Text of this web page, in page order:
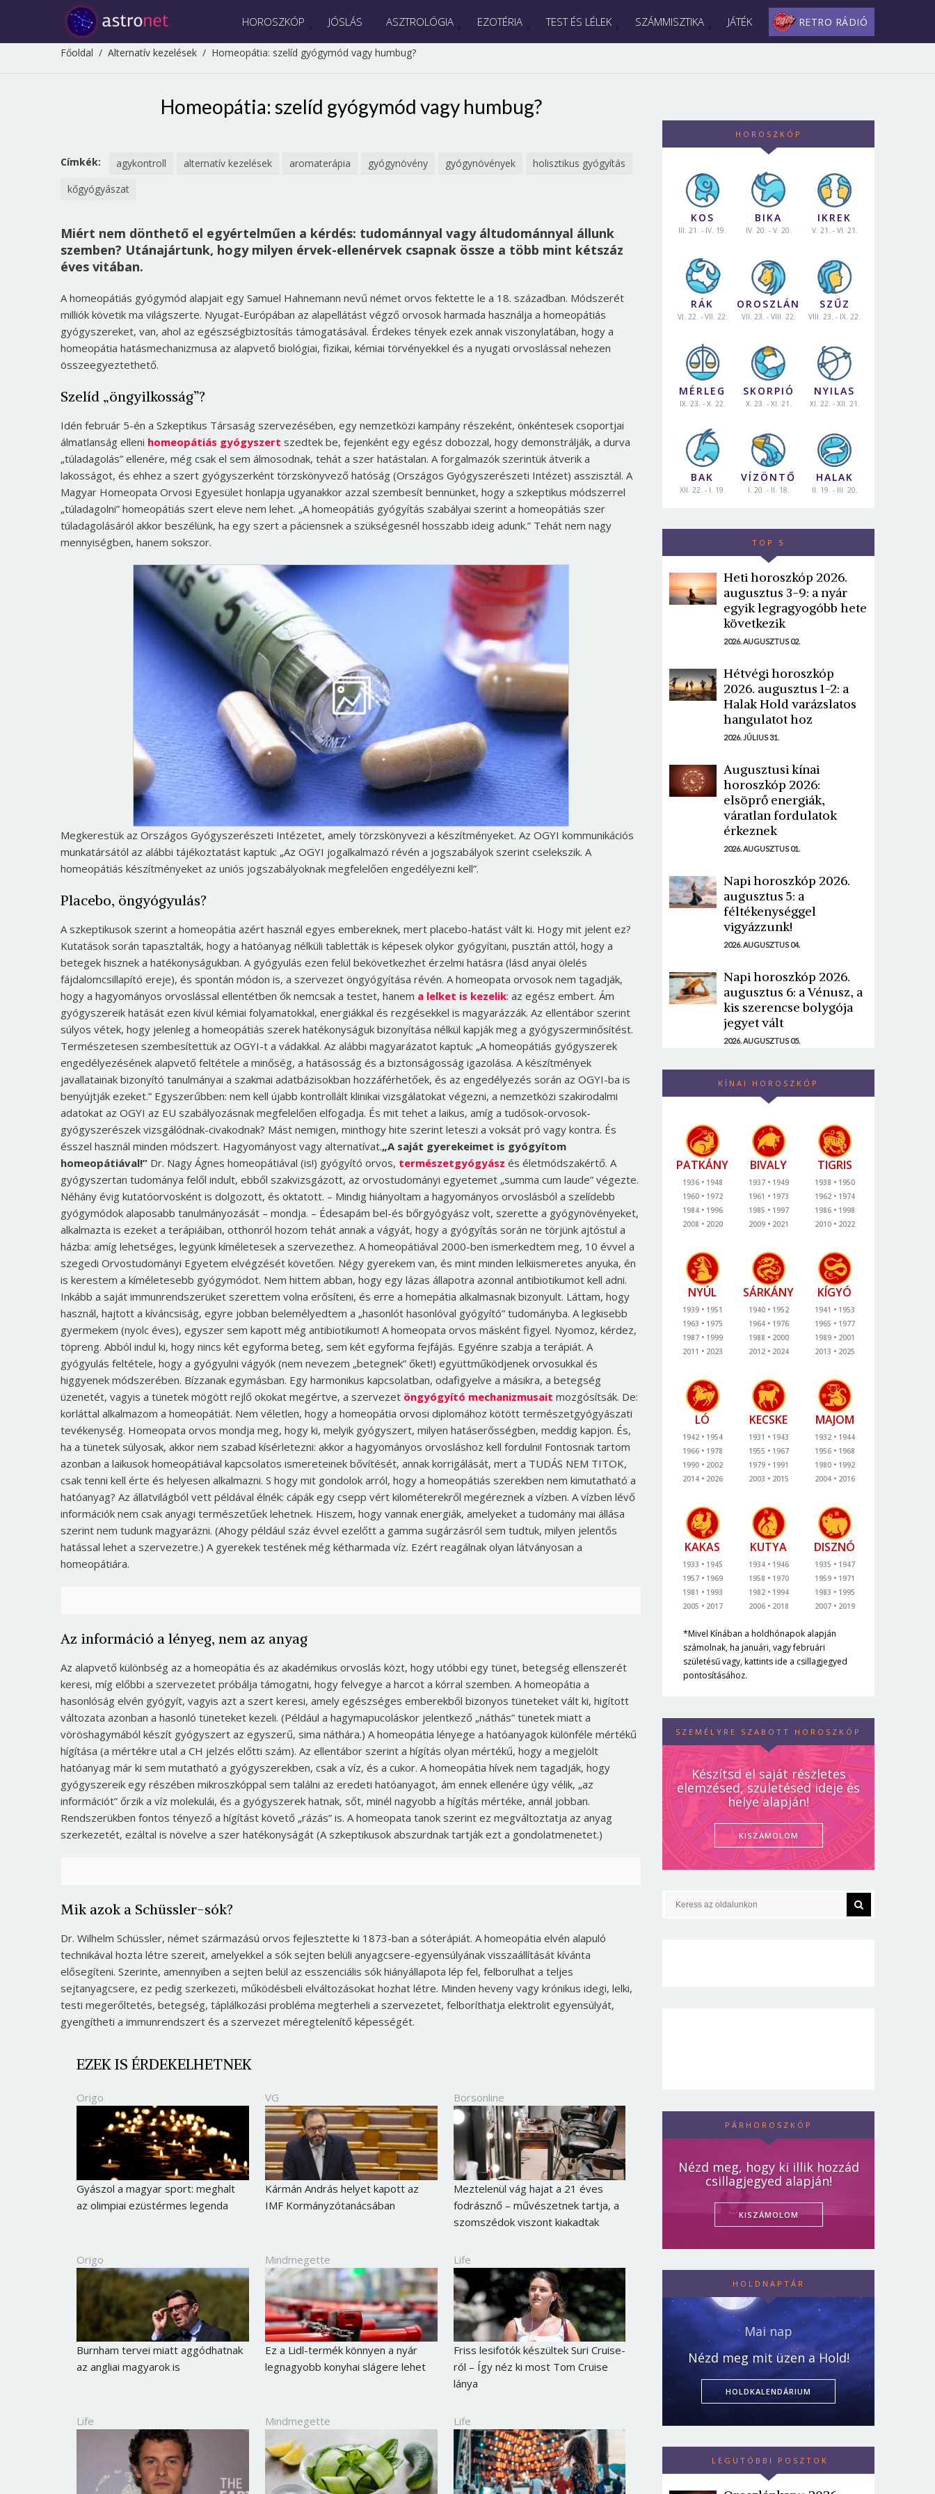
HOROSZKÓP JÓSLÁS ASZTROLÓGIA EZOTÉRIA TEST ÉS LÉLEK SZÁMMISZTIKA JÁTÉK RETRO RÁDIÓ
Főoldal / Alternatív kezelések / Homeopátia: szelíd gyógymód vagy humbug?
Homeopátia: szelíd gyógymód vagy humbug?
Címkék: agykontroll alternatív kezelések aromaterápia gyógynövény gyógynövények
holisztikus gyógyítás
kőgyógyászat
Miért nem dönthető el egyértelműen a kérdés: tudománnyal vagy áltudománnyal állunk
szemben? Utánajártunk, hogy milyen érvek-ellenérvek csapnak össze a több mint kétszáz
éves vitában.
A homeopátiás gyógymód alapjait egy Samuel Hahnemann nevű német orvos fektette le a 18. században. Módszerét
milliók követik ma világszerte. Nyugat-Európában az alapellátást végző orvosok harmada használja a homeopátiás
gyógyszereket, van, ahol az egészségbiztosítás támogatásával. Érdekes tények ezek annak viszonylatában, hogy a
homeopátia hatásmechanizmusa az alapvető biológiai, fizikai, kémiai törvényekkel és a nyugati orvoslással nehezen
összeegyeztethető.
Szelíd „öngyilkosság”?
Idén február 5-én a Szkeptikus Társaság szervezésében, egy nemzetközi kampány részeként, önkéntesek csoportjai
álmatlanság elleni homeopátiás gyógyszert szedtek be, fejenként egy egész dobozzal, hogy demonstrálják, a durva
„túladagolás” ellenére, még csak el sem álmosodnak, tehát a szer hatástalan. A forgalmazók szerintük átverik a
lakosságot, és ehhez a szert gyógyszerként törzskönyvező hatóság (Országos Gyógyszerészeti Intézet) asszisztál. A
Magyar Homeopata Orvosi Egyesület honlapja ugyanakkor azzal szembesít bennünket, hogy a szkeptikus módszerrel
„túladagolni” homeopátiás szert eleve nem lehet. „A homeopátiás gyógyítás szabályai szerint a homeopátiás szer
túladagolásáról akkor beszélünk, ha egy szert a páciensnek a szükségesnél hosszabb ideig adunk.” Tehát nem nagy
mennyiségben, hanem sokszor.
Megkerestük az Országos Gyógyszerészeti Intézetet, amely törzskönyvezi a készítményeket. Az OGYI kommunikációs
munkatársától az alábbi tájékoztatást kaptuk: „Az OGYI jogalkalmazó révén a jogszabályok szerint cselekszik. A
homeopátiás készítményeket az uniós jogszabályoknak megfelelően engedélyezni kell”.
Placebo, öngyógyulás?
A szkeptikusok szerint a homeopátia azért használ egyes embereknek, mert placebo-hatást vált ki. Hogy mit jelent ez?
Kutatások során tapasztalták, hogy a hatóanyag nélküli tabletták is képesek olykor gyógyítani, pusztán attól, hogy a
betegek hisznek a hatékonyságukban. A gyógyulás ezen felül bekövetkezhet érzelmi hatásra (lásd anyai ölelés
fájdalomcsillapító ereje), és spontán módon is, a szervezet öngyógyítása révén. A homeopata orvosok nem tagadják,
hogy a hagyományos orvoslással ellentétben ők nemcsak a testet, hanem a lelket is kezelik: az egész embert. Ám
gyógyszereik hatását ezen kívül kémiai folyamatokkal, energiákkal és rezgésekkel is magyarázzák. Az ellentábor szerint
súlyos vétek, hogy jelenleg a homeopátiás szerek hatékonyságuk bizonyítása nélkül kapják meg a gyógyszerminősítést.
Természetesen szembesítettük az OGYI-t a vádakkal. Az alábbi magyarázatot kaptuk: „A homeopátiás gyógyszerek
engedélyezésének alapvető feltétele a minőség, a hatásosság és a biztonságosság igazolása. A készítmények
javallatainak bizonyító tanulmányai a szakmai adatbázisokban hozzáférhetőek, és az engedélyezés során az OGYI-ba is
benyújtják ezeket.” Egyszerűbben: nem kell újabb kontrollált klinikai vizsgálatokat végezni, a nemzetközi szakirodalmi
adatokat az OGYI az EU szabályozásnak megfelelően elfogadja. És mit tehet a laikus, amíg a tudósok-orvosok-
gyógyszerészek vizsgálódnak-civakodnak? Mást nemigen, minthogy hite szerint leteszi a voksát pró vagy kontra. És
ésszel használ minden módszert. Hagyományost vagy alternatívat.„A saját gyerekeimet is gyógyítom
homeopátiával!” Dr. Nagy Ágnes homeopátiával (is!) gyógyító orvos, természetgyógyász és életmódszakértő. A
gyógyszertan tudománya felől indult, ebből szakvizsgázott, az orvostudományi egyetemet „summa cum laude” végezte.
Néhány évig kutatóorvosként is dolgozott, és oktatott. – Mindig hiányoltam a hagyományos orvoslásból a szelídebb
gyógymódok alaposabb tanulmányozását – mondja. – Édesapám bel-és bőrgyógyász volt, szerette a gyógynövényeket,
alkalmazta is ezeket a terápiáiban, otthonról hozom tehát annak a vágyát, hogy a gyógyítás során ne törjünk ajtóstul a
házba: amíg lehetséges, legyünk kíméletesek a szervezethez. A homeopátiával 2000-ben ismerkedtem meg, 10 évvel a
szegedi Orvostudományi Egyetem elvégzését követően. Négy gyerekem van, és mint minden lelkiismeretes anyuka, én
is kerestem a kíméletesebb gyógymódot. Nem hittem abban, hogy egy lázas állapotra azonnal antibiotikumot kell adni.
Inkább a saját immunrendszerüket szerettem volna erősíteni, és erre a homepátia alkalmasnak bizonyult. Láttam, hogy
használ, hajtott a kíváncsiság, egyre jobban belemélyedtem a „hasonlót hasonlóval gyógyító” tudományba. A legkisebb
gyermekem (nyolc éves), egyszer sem kapott még antibiotikumot! A homeopata orvos másként figyel. Nyomoz, kérdez,
töpreng. Abból indul ki, hogy nincs két egyforma beteg, sem két egyforma fejfájás. Egyénre szabja a terápiát. A
gyógyulás feltétele, hogy a gyógyulni vágyók (nem nevezem „betegnek” őket!) együttműködjenek orvosukkal és
higgyenek módszerében. Bízzanak egymásban. Egy harmonikus kapcsolatban, odafigyelve a másikra, a betegség
üzenetét, vagyis a tünetek mögött rejlő okokat megértve, a szervezet öngyógyító mechanizmusait mozgósítsák. De:
korláttal alkalmazom a homeopátiát. Nem véletlen, hogy a homeopátia orvosi diplomához kötött természetgyógyászati
tevékenység. Homeopata orvos mondja meg, hogy ki, melyik gyógyszert, milyen hatáserősségben, meddig kapjon. És,
ha a tünetek súlyosak, akkor nem szabad kísérletezni: akkor a hagyományos orvosláshoz kell fordulni! Fontosnak tartom
azonban a laikusok homeopátiával kapcsolatos ismereteinek bővítését, annak korrigálását, mert a TUDÁS NEM TITOK,
csak tenni kell érte és helyesen alkalmazni. S hogy mit gondolok arról, hogy a homeopátiás szerekben nem kimutatható a
hatóanyag? Az állatvilágból vett példával élnék: cápák egy csepp vért kilométerekről megéreznek a vízben. A vízben lévő
információk nem csak anyagi természetűek lehetnek. Hiszem, hogy vannak energiák, amelyeket a tudomány mai állása
szerint nem tudunk magyarázni. (Ahogy például száz évvel ezelőtt a gamma sugárzásról sem tudtuk, milyen jelentős
hatással lehet a szervezetre.) A gyerekek testének még kétharmada víz. Ezért reagálnak olyan látványosan a
homeopátiára.
Az információ a lényeg, nem az anyag
Az alapvető különbség az a homeopátia és az akadémikus orvoslás közt, hogy utóbbi egy tünet, betegség ellenszerét
keresi, míg előbbi a szervezetet próbálja támogatni, hogy felvegye a harcot a kórral szemben. A homeopátia a
hasonlóság elvén gyógyít, vagyis azt a szert keresi, amely egészséges emberekből bizonyos tüneteket vált ki, higított
változata azonban a hasonló tüneteket kezeli. (Például a hagymapucoláskor jelentkező „náthás” tünetek miatt a
vöröshagymából készít gyógyszert az egyszerű, sima náthára.) A homeopátia lényege a hatóanyagok különféle mértékű
hígítása (a mértékre utal a CH jelzés előtti szám). Az ellentábor szerint a hígítás olyan mértékű, hogy a megjelölt
hatóanyag már ki sem mutatható a gyógyszerekben, csak a víz, és a cukor. A homeopátia hívek nem tagadják, hogy
gyógyszereik egy részében mikroszkóppal sem találni az eredeti hatóanyagot, ám ennek ellenére úgy vélik, „az
információt” őrzik a víz molekulái, és a gyógyszerek hatnak, sőt, minél nagyobb a hígítás mértéke, annál jobban.
Rendszerükben fontos tényező a hígítást követő „rázás” is. A homeopata tanok szerint ez megváltoztatja az anyag
szerkezetét, ezáltal is növelve a szer hatékonyságát (A szkeptikusok abszurdnak tartják ezt a gondolatmenetet.)
Mik azok a Schüssler-sók?
Dr. Wilhelm Schüssler, német származású orvos fejlesztette ki 1873-ban a sóterápiát. A homeopátia elvén alapuló
technikával hozta létre szereit, amelyekkel a sók sejten belüli anyagcsere-egyensúlyának visszaállítását kívánta
elősegíteni. Szerinte, amennyiben a sejten belül az esszenciális sók hiányállapota lép fel, felborulhat a teljes
sejtanyagcsere, ez pedig szerkezeti, működésbeli elváltozásokat hozhat létre. Minden heveny vagy krónikus idegi, lelki,
testi megerőltetés, betegség, táplálkozási probléma megterheli a szervezetet, felboríthatja elektrolit egyensúlyát,
gyengítheti a immunrendszert és a szervezet méregtelenítő képességét.
EZEK IS ÉRDEKELHETNEK
Origo
Gyászol a magyar sport: meghalt
az olimpiai ezüstérmes legenda
VG
Kármán András helyet kapott az
IMF Kormányzótanácsában
Borsonline
Meztelenül vág hajat a 21 éves
fodrásznő – művészetnek tartja, a
szomszédok viszont kiakadtak
Origo
Burnham tervei miatt aggódhatnak
az angliai magyarok is
Mindmegette
Ez a Lidl-termék könnyen a nyár
legnagyobb konyhai slágere lehet
Life
Friss lesifotók készültek Suri Cruise-
ról – Így néz ki most Tom Cruise
lánya
Life Mindmegette Life
HOROSZKÓP
KOS
III. 21. - IV. 19.
BIKA
IV. 20. - V. 20.
IKREK
V. 21. - VI. 21.
RÁK
VI. 22. - VII. 22.
OROSZLÁN
VII. 23. - VIII. 22.
SZŰZ
VIII. 23. - IX. 22.
MÉRLEG
IX. 23. - X. 22.
SKORPIÓ
X. 23. - XI. 21.
NYILAS
XI. 22. - XII. 21.
BAK
XII. 22. - I. 19.
VÍZÖNTŐ
I. 20. - II. 18.
HALAK
II. 19. - III. 20.
TOP 5
Heti horoszkóp 2026.
augusztus 3-9: a nyár
egyik legragyogóbb hete
következik
2026. AUGUSZTUS 02.
Hétvégi horoszkóp
2026. augusztus 1-2: a
Halak Hold varázslatos
hangulatot hoz
2026. JÚLIUS 31.
Augusztusi kínai
horoszkóp 2026:
elsöprő energiák,
váratlan fordulatok
érkeznek
2026. AUGUSZTUS 01.
Napi horoszkóp 2026.
augusztus 5: a
féltékenységgel
vigyázzunk!
2026. AUGUSZTUS 04.
Napi horoszkóp 2026.
augusztus 6: a Vénusz, a
kis szerencse bolygója
jegyet vált
2026. AUGUSZTUS 05.
KÍNAI HOROSZKÓP
PATKÁNY
1936
1948
1960
1972
1984
1996
2008
2020
BIVALY
1937
1949
1961
1973
1985
1997
2009
2021
TIGRIS
1938
1950
1962
1974
1986
1998
2010
2022
NYÚL
1939
1951
1963
1975
1987
1999
2011
2023
SÁRKÁNY
1940
1952
1964
1976
1988
2000
2012
2024
KÍGYÓ
1941
1953
1965
1977
1989
2001
2013
2025
LÓ
1942
1954
1966
1978
1990
2002
2014
2026
KECSKE
1931
1943
1955
1967
1979
1991
2003
2015
MAJOM
1932
1944
1956
1968
1980
1992
2004
2016
KAKAS
1933
1945
1957
1969
1981
1993
2005
2017
KUTYA
1934
1946
1958
1970
1982
1994
2006
2018
DISZNÓ
1935
1947
1959
1971
1983
1995
2007
2019
*Mivel Kínában a holdhónapok alapján
számolnak, ha januári, vagy februári
születésű vagy, kattints ide a csillagjegyed
pontosításához.
SZEMÉLYRE SZABOTT HOROSZKÓP
Készítsd el saját részletes
elemzésed, születésed ideje és
helye alapján!
KISZÁMOLOM
PÁRHOROSZKÓP
Nézd meg, hogy ki illik hozzád
csillagjegyed alapján!
KISZÁMOLOM
HOLDNAPTÁR
Mai nap
Nézd meg mit üzen a Hold!
HOLDKALENDÁRIUM
LEGUTÓBBI POSZTOK
Borsonline bejelentkezés
E-mail cím vagy felhasználónév